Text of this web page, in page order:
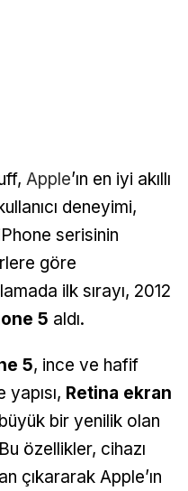
Apple’ın en iyi akıllı
deneyimi,
serisinin
göre
ilk sırayı, 2012
5 aldı.
5, ince ve hafif
Retina ekran
bir yenilik olan
özellikler, cihazı
çıkararak Apple’ın